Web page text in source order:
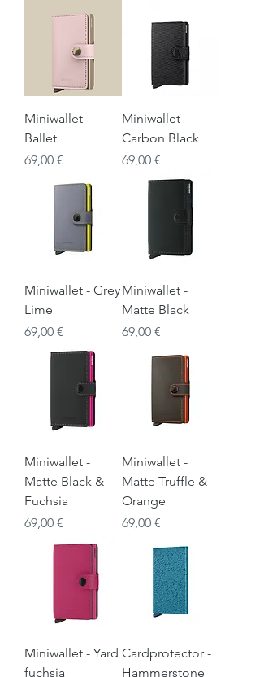
Miniwallet -
Ballet
Prix
69,00 €
Miniwallet -
Carbon Black
Prix
69,00 €
Miniwallet - Grey
Lime
Prix
69,00 €
Miniwallet -
Matte Black
Prix
69,00 €
Miniwallet -
Matte Black &
Fuchsia
Prix
69,00 €
Miniwallet -
Matte Truffle &
Orange
Prix
69,00 €
Miniwallet - Yard
fuchsia
Cardprotector -
Hammerstone